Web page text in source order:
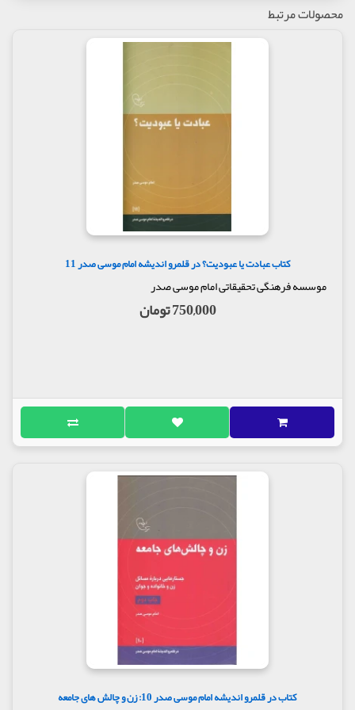
انتخاب و در سه فصل گنجانده شده است. فصل نخست
حاوی درس گفتارهای او برای اعضای ارشد جنبش أمل
است. فصل دوم مطالبی است که امام صدر در اولین
سوم نیز حاوی دیدگاه هایی از امام موسی صدر است که
در مجامع عمومی دربارۀ جنبش بیان کرده است.
محصولات مرتبط
کتاب عبادت یا عبودیت؟ در قلمرو اندیشه امام موسی صدر 11
موسسه فرهنگی تحقیقاتی امام موسی صدر
750,000 تومان
کتاب در قلمرو اندیشه امام موسی صدر 10: زن و چالش های جامعه